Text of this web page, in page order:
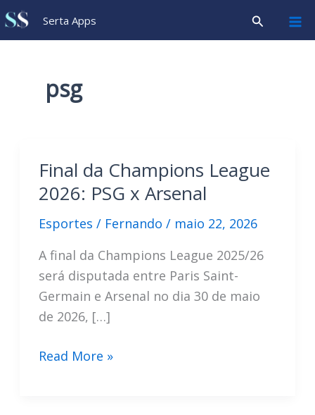
Ir
para
Serta Apps Pesquisar
psg
Final da Champions League
2026: PSG x Arsenal
Esportes / Fernando / maio 22, 2026
A final da Champions League 2025/26
será disputada entre Paris Saint-
Germain e Arsenal no dia 30 de maio
de 2026, […]
Final
Read More »